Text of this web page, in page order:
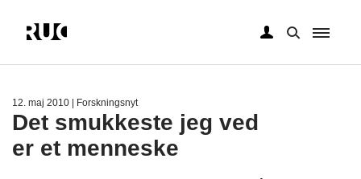
12. maj 2010 | Forskningsnyt
Det smukkeste jeg ved
er et menneske